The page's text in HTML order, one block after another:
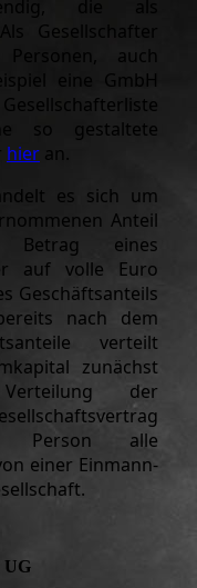
die als
Gesellschafter
auch
eine GmbH
so gestaltete
hier an.
es sich um
Anteil
Betrag eines
auf volle Euro
Geschäftsanteils
nach dem
verteilt
zunächst
der
Person alle
einer Einmann-
.
UG